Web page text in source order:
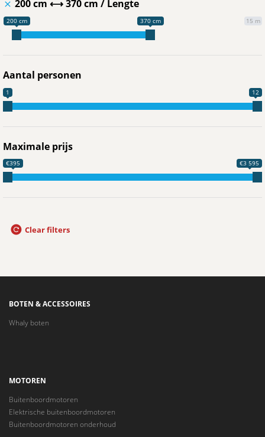
200 cm ⟷370 cm Lengte
15 m
200 cm 370 cm
Aantal personen
1 12
Maximale prijs
€395 €3 595
Clear filters
BOTEN & ACCESSOIRES
Whaly boten
MOTOREN
Buitenboordmotoren
Elektrische buitenboordmotoren
Buitenboordmotoren onderhoud